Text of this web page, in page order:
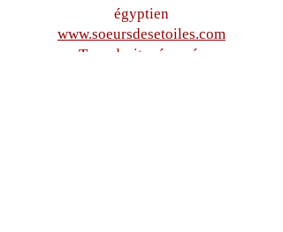
égyptien
www.soeursdesetoiles.com
Tous droits réservés